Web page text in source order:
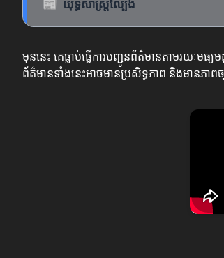
📰 យុទ្ធសាស្ត្រល្បែង
មុននេះ គេធ្លាប់ធ្វើការបញ្ជូនព័ត៌មានតាមរយៈម
ព័ត៌មានទាំងនេះអាចមានប្រសិទ្ធភាព និងមានភា